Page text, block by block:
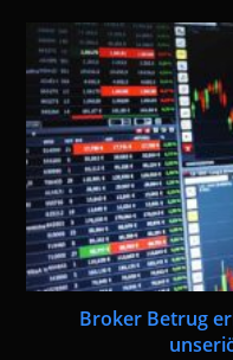
Broker Betrug